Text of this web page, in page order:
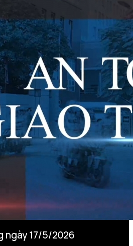
ngày 17/5/2026